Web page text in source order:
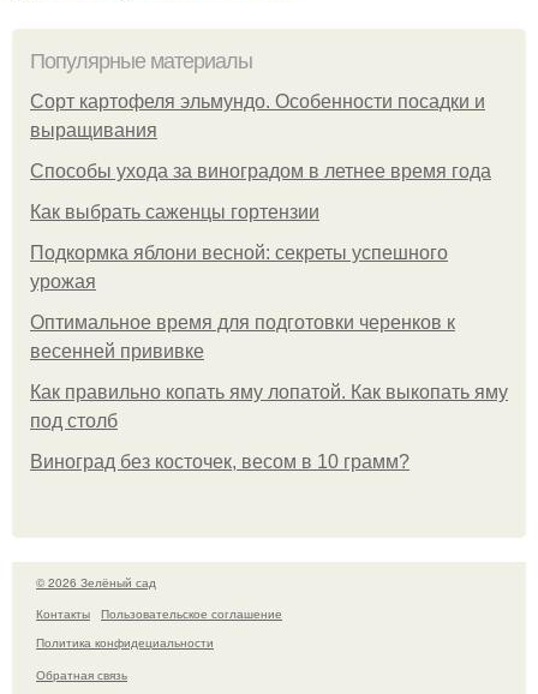
Популярные материалы
Сорт картофеля эльмундо. Особенности посадки и
выращивания
Способы ухода за виноградом в летнее время года
Как выбрать саженцы гортензии
Подкормка яблони весной: секреты успешного
урожая
Оптимальное время для подготовки черенков к
весенней прививке
Как правильно копать яму лопатой. Как выкопать яму
под столб
Виноград без косточек, весом в 10 грамм?
© 2026 Зелёный сад
Контакты
Пользовательское соглашение
Политика конфидециальности
Обратная связь